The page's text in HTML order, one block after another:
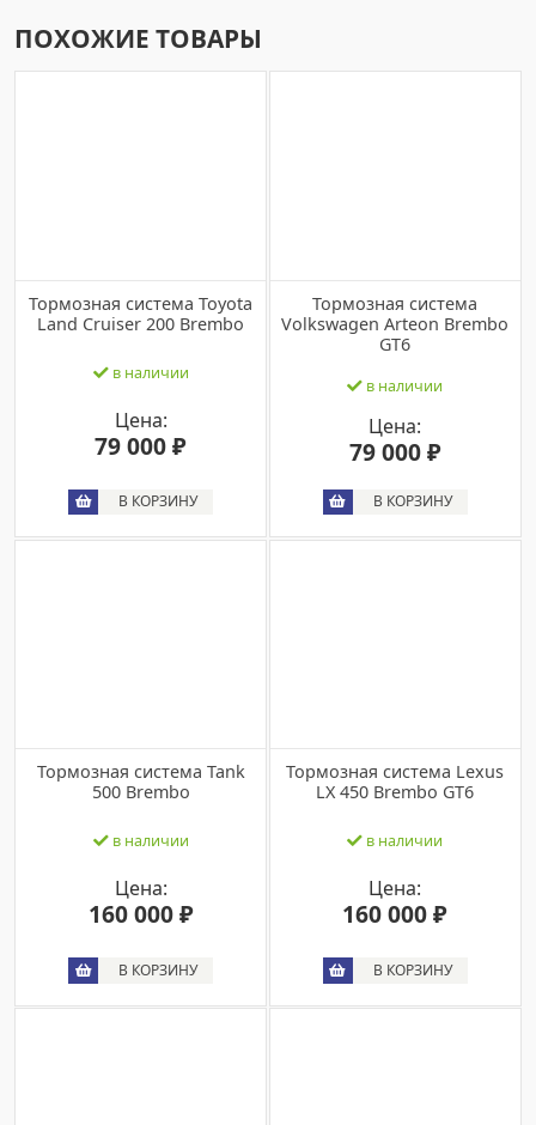
ПОХОЖИЕ ТОВАРЫ
Тормозная система Toyota
Land Cruiser 200 Brembo
в наличии
Цена:
79 000 ₽
В КОРЗИНУ
Тормозная система
Volkswagen Arteon Brembo
GT6
в наличии
Цена:
79 000 ₽
В КОРЗИНУ
Тормозная система Tank
500 Brembo
в наличии
Цена:
160 000 ₽
В КОРЗИНУ
Тормозная система Lexus
LX 450 Brembo GT6
в наличии
Цена:
160 000 ₽
В КОРЗИНУ